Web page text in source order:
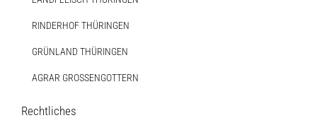
RINDERHOF THÜRINGEN
GRÜNLAND THÜRINGEN
AGRAR GROSSENGOTTERN
Rechtliches